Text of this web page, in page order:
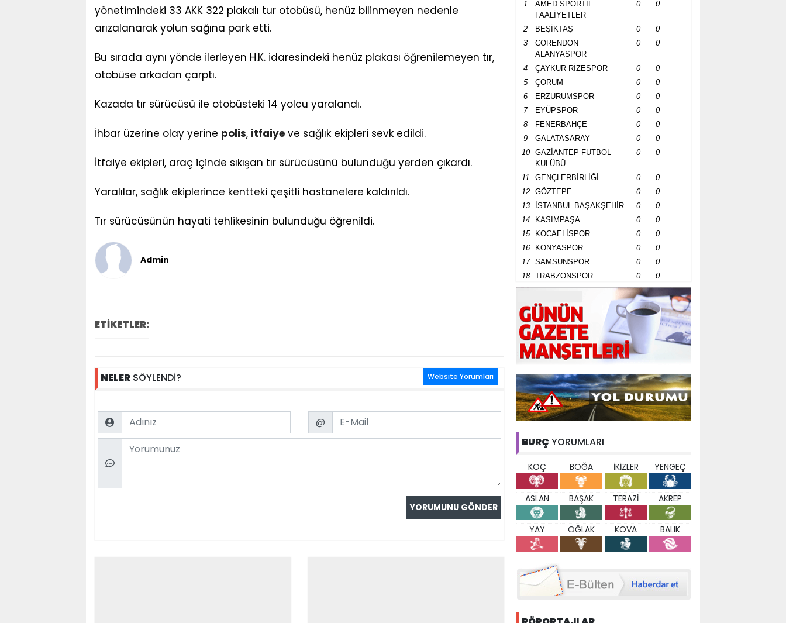
yönetimindeki 33 AKK 322 plakalı tur otobüsü, henüz bilinmeyen nedenle
arızalanarak yolun sağına park etti.
Bu sırada aynı yönde ilerleyen H.K. idaresindeki henüz plakası öğrenilemeyen tır,
otobüse arkadan çarptı.
Kazada tır sürücüsü ile otobüsteki 14 yolcu yaralandı.
İhbar üzerine olay yerine polis, itfaiye ve sağlık ekipleri sevk edildi.
İtfaiye ekipleri, araç içinde sıkışan tır sürücüsünü bulunduğu yerden çıkardı.
Yaralılar, sağlık ekiplerince kentteki çeşitli hastanelere kaldırıldı.
Tır sürücüsünün hayati tehlikesinin bulunduğu öğrenildi.
Admin
ETİKETLER:
NELER SÖYLENDİ? Website Yorumları
Name Email
@
Comment
1
AMED SPORTİF
FAALİYETLER
0 0
2 BEŞİKTAŞ 0
0
3
CORENDON
ALANYASPOR
0 0
4 ÇAYKUR RİZESPOR 0
0
5
ÇORUM 0
0
6
ERZURUMSPOR 0
0
7
EYÜPSPOR 0
0
8
FENERBAHÇE 0
0
9
GALATASARAY 0
0
10
GAZİANTEP FUTBOL
KULÜBÜ
0 0
11 GENÇLERBİRLİĞİ 0
0
12
GÖZTEPE 0
0
13
İSTANBUL BAŞAKŞEHİR 0
0
14
KASIMPAŞA 0
0
15
KOCAELİSPOR 0
0
16
KONYASPOR 0
0
17
SAMSUNSPOR 0
0
18
TRABZONSPOR 0 0
BURÇ YORUMLARI
KOÇ BOĞA İKİZLER YENGEÇ
ASLAN BAŞAK TERAZİ AKREP
YAY OĞLAK KOVA BALIK